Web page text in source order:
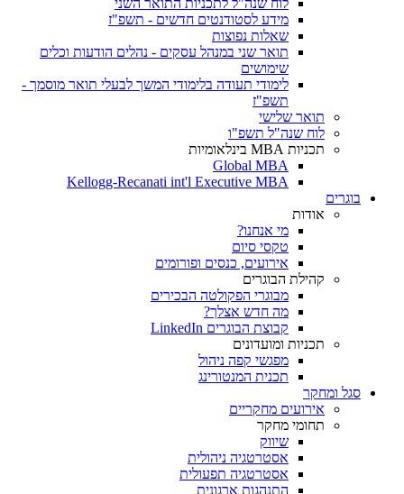
לוח שנה"ל לתכניות התואר השני
מידע לסטודנטים חדשים - תשפ"ז
שאלות נפוצות
תואר שני במנהל עסקים - נהלים הודעות וכלים
שימושים
לימודי תעודה בלימודי המשך לבעלי תואר מוסמך -
תשפ"ז
תואר שלישי
לוח שנה"ל תשפ"ו
תכניות MBA בינלאומיות
Global MBA
Kellogg-Recanati int'l Executive MBA
בוגרים
אודות
מי אנחנו?
טקסי סיום
אירועים, כנסים ופורומים
קהילת הבוגרים
מבוגרי הפקולטה הבכירים
מה חדש אצלך?
קבוצת הבוגרים LinkedIn
תכניות ומועדונים
מפגשי קפה ניהול
תכנית המנטורינג
סגל ומחקר
אירועים מחקריים
תחומי מחקר
שיווק
אסטרטגיה ניהולית
אסטרטגיה תפעולית
התנהגות ארגונית